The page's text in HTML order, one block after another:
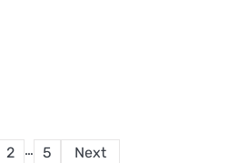
Posts
2 … 5 Next